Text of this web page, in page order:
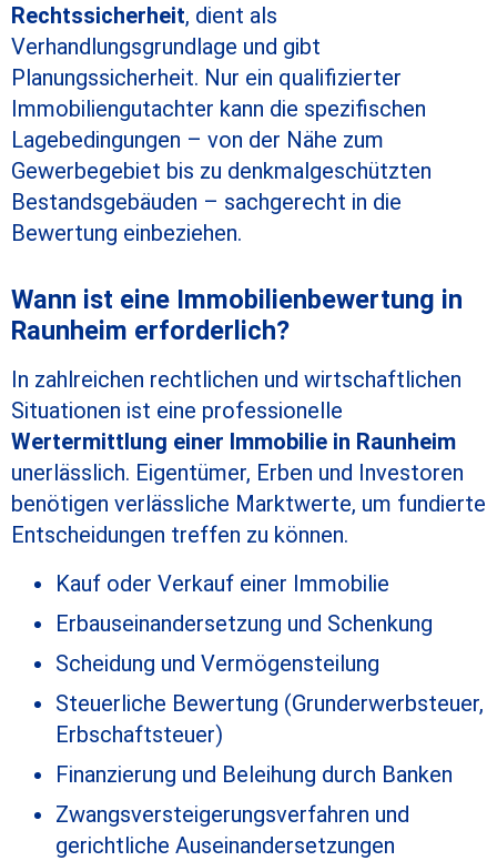
Rechtssicherheit, dient als
Verhandlungsgrundlage und gibt
Planungssicherheit. Nur ein qualifizierter
Immobiliengutachter kann die spezifischen
Lagebedingungen – von der Nähe zum
Gewerbegebiet bis zu denkmalgeschützten
Bestandsgebäuden – sachgerecht in die
Bewertung einbeziehen.
Wann ist eine Immobilienbewertung in
Raunheim erforderlich?
In zahlreichen rechtlichen und wirtschaftlichen
Situationen ist eine professionelle
Wertermittlung einer Immobilie in Raunheim
unerlässlich. Eigentümer, Erben und Investoren
benötigen verlässliche Marktwerte, um fundierte
Entscheidungen treffen zu können.
Kauf oder Verkauf einer Immobilie
Erbauseinandersetzung und Schenkung
Scheidung und Vermögensteilung
Steuerliche Bewertung (Grunderwerbsteuer,
Erbschaftsteuer)
Finanzierung und Beleihung durch Banken
Zwangsversteigerungsverfahren und
gerichtliche Auseinandersetzungen